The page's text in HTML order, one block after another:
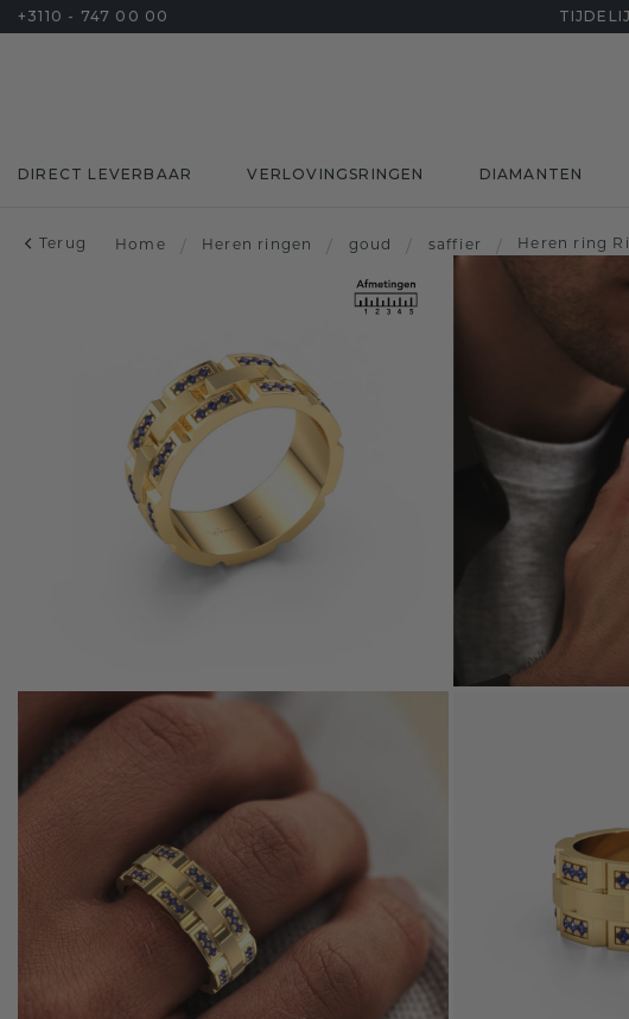
+3110 - 747 00 00
DIRECT LEVERBAAR VERLOVINGSRINGEN DIAMANTEN
Terug Home / Heren ringen / goud / saffier / Heren ring